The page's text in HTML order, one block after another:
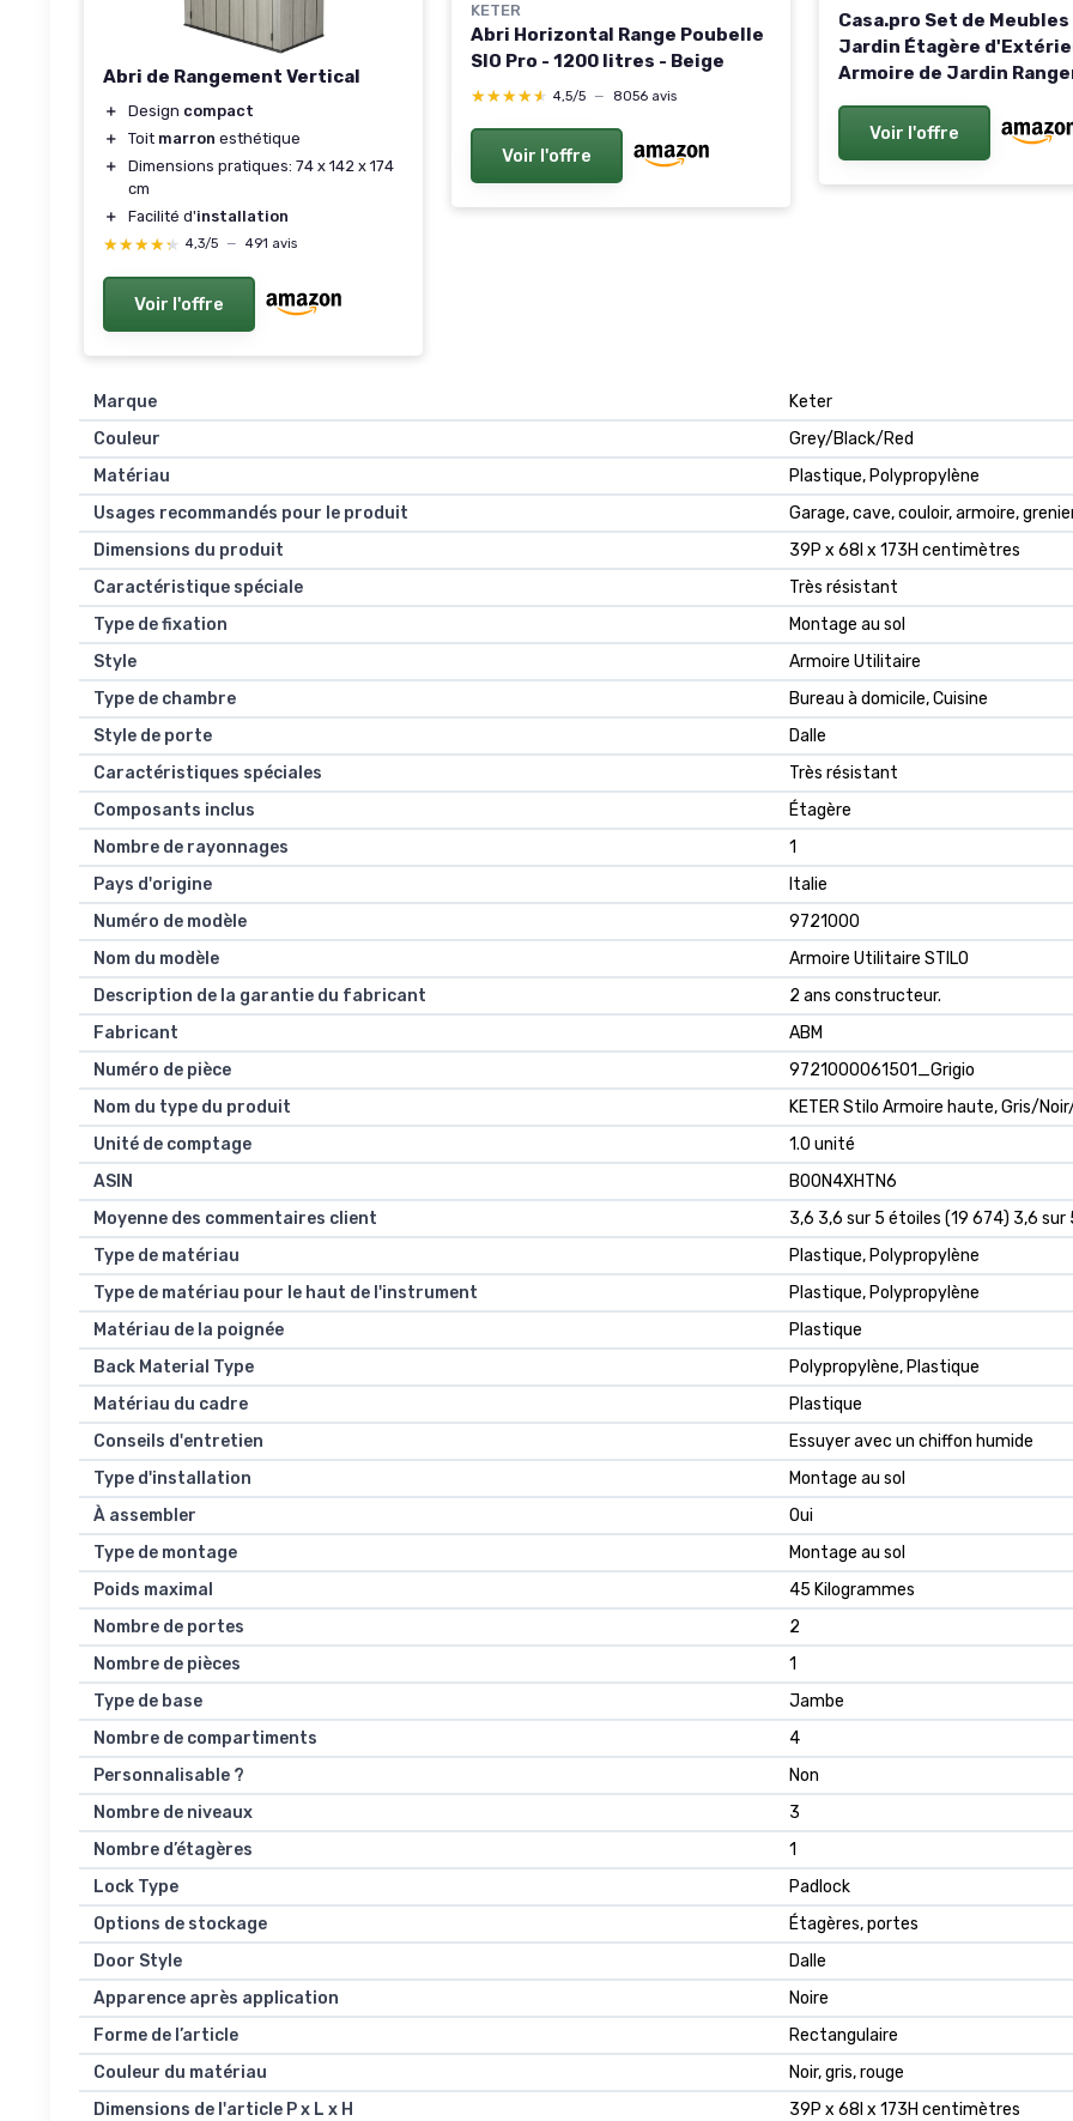
Abri de Rangement Vertical
＋ Design compact
＋
Toit marron esthétique
＋
Dimensions pratiques: 74 x 142 x 174
cm
＋
Facilité d'installation
★★★★★
★★★★★ 4,3/5 — 491 avis
Voir l'offre
KETER
Abri Horizontal Range Poubelle
SIO Pro - 1200 litres - Beige
★★★★★
★★★★★ 4,5/5 — 8056 avis
Voir l'offre
Casa.pro Set de Meubles
Jardin Étagère
Armoire de Jardin
Atelier Compartiments
et Fermés Acier Laqué
Voir l'offre
Marque
Keter
Couleur
Grey/Black/Red
Matériau
Plastique, Polypropylène
Usages recommandés pour le produit
Garage, cave, couloir, armoire,
Dimensions du produit
39P x 68l x 173H centimètres
Caractéristique spéciale
Très résistant
Type de fixation
Montage au sol
Style
Armoire Utilitaire
Type de chambre
Bureau à domicile, Cuisine
Style de porte
Dalle
Caractéristiques spéciales
Très résistant
Composants inclus
Étagère
Nombre de rayonnages
1
Pays d'origine
Italie
Numéro de modèle
9721000
Nom du modèle
Armoire Utilitaire STILO
Description de la garantie du fabricant
2 ans constructeur.
Fabricant
ABM
Numéro de pièce
9721000061501_Grigio
Nom du type du produit
KETER Stilo Armoire haute, Gris/
Unité de comptage
1.0 unité
ASIN
B00N4XHTN6
Moyenne des commentaires client
3,6 3,6 sur 5 étoiles (19 674) 3,6 sur
Type de matériau
Plastique, Polypropylène
Type de matériau pour le haut de l'instrument
Plastique, Polypropylène
Matériau de la poignée
Plastique
Back Material Type
Polypropylène, Plastique
Matériau du cadre
Plastique
Conseils d'entretien
Essuyer avec un chiffon humide
Type d'installation
Montage au sol
À assembler
Oui
Type de montage
Montage au sol
Poids maximal
45 Kilogrammes
Nombre de portes
2
Nombre de pièces
1
Type de base
Jambe
Nombre de compartiments
4
Personnalisable ?
Non
Nombre de niveaux
3
Nombre d’étagères
1
Lock Type
Padlock
Options de stockage
Étagères, portes
Door Style
Dalle
Apparence après application
Noire
Forme de l’article
Rectangulaire
Couleur du matériau
Noir, gris, rouge
Dimensions de l'article P x L x H
39P x 68l x 173H centimètres